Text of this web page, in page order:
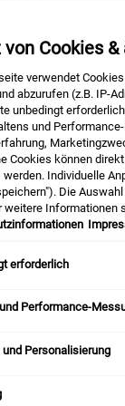
so trocken
sind wichtig,
und Symptome
Hautentwickelt
von Cookies
verwendet
abzurufen (z.B. IP-
unbedingt
und
Cookies können
Individuelle
Die
weitere Informationen
erforderlich
Performance-
Personalisierung